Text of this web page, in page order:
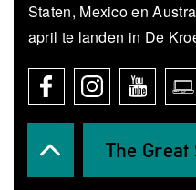
Staten, Mexico en
april te landen in De
The Great